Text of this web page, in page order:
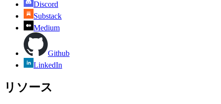
Discord
Substack
Medium
Github
LinkedIn
リソース